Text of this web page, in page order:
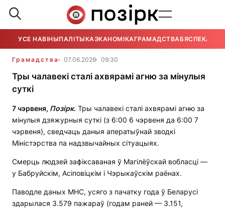
УСЕ НАВІНЫПАЛІТЫКАЭКАНОМІКАГРАМАДСТВАБЯСПЕКА
Грамадства 07.06.2026 09:30
Тры чалавекі сталі ахвярамі агню за мінулыя
суткі
7 чэрвеня, Позірк. Тры чалавекі сталі ахвярамі агню за
мінулыя дзяжурныя суткі (з 6:00 6 чэрвеня да 6:00 7
чэрвеня), сведчаць даныя аператыўнай зводкі
Міністэрства па надзвычайных сітуацыях.
Смерць людзей зафіксаваная ў Магілёўскай вобласці —
у Бабруйскім, Асіповіцкім і Чэрыкаўскім раёнах.
Паводле даных МНС, усяго з пачатку года ў Беларусі
здарылася 3.579 пажараў (годам раней — 3.151,